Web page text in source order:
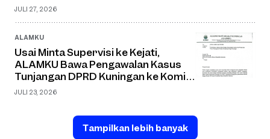
JULI 27, 2026
ALAMKU
Usai Minta Supervisi ke Kejati,
ALAMKU Bawa Pengawalan Kasus
Tunjangan DPRD Kuningan ke Komisi
III DPR RI
JULI 23, 2026
Tampilkan lebih banyak